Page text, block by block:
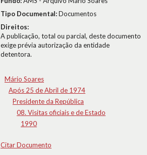
Tipo Documental:Documentos
Direitos:
A publicação, total ou parcial, deste documento
exige prévia autorização da entidade
detentora.
Mário Soares
Após 25 de Abril de 1974
Presidente da República
08. Visitas oficiais e de Estado
1990
Citar Documento